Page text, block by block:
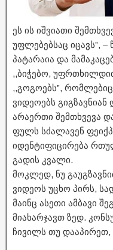
ეს ის იშვიათი
უფლებებსაც იცავს”,
პატარაია და
,,ბიჭებო,
,,გოგოებს”,
ვიდეოებს გიგზავნიან
არაერთი შემთხვევა
ფულს სძალავენ
იდენტიფიცირება
გადის კვალი.
მოკლედ, ნუ
ვიდეოს უცხო პირს,
მაინც ასეთი ამბავი
მიახარჯავთ ზედ.
ჩივილს თუ